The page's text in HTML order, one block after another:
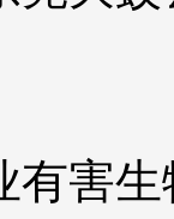
有害